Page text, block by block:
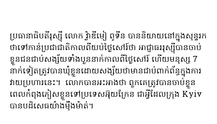
ប្រធានាធិបតីរុស្ស៊ី លោក វ្ល៉ាឌីមៀ ពូទីន បាននិយាយនៅក្នុងសុន្ទរក
ថាទៅកាន់ប្រជាជាតិកាលពីយប់ថ្ងៃសៅរ៍ថា អាជ្ញាធររុស្ស៊ីបានចាប់
ខ្លួនជនជាប់សង្ស័យទាំងបួននាក់កាលពីថ្ងៃសៅរ៍ ហើយមនុស្ស 7
នាក់ទៀតត្រូវបានឃុំខ្លួនដោយសង្ស័យថាមានជាប់ពាក់ព័ន្ធក្នុងការ
វាយប្រហារនេះ។ លោក​បាន​អះអាង​ថា ពួក​គេ​ត្រូវ​បាន​ចាប់​ខ្លួន​
ពេល​កំពុង​ភៀស​ខ្លួន​ទៅ​ប្រទេស​អ៊ុយក្រែន ជា​អ្វី​ដែល​ក្រុង Kyiv
បាន​បដិសេធ​យ៉ាង​ម៉ឺងម៉ាត់។